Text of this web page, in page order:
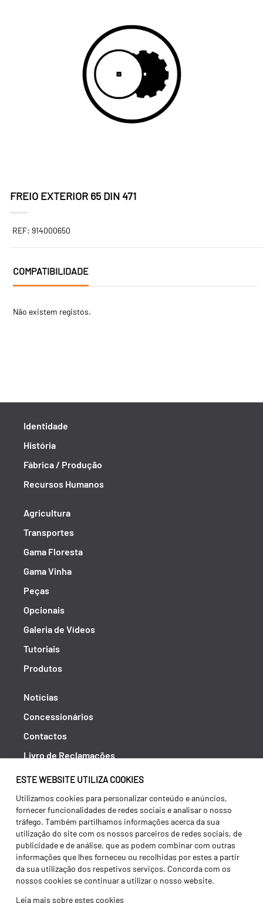
ESTE WEBSITE UTILIZA COOKIES
Utilizamos cookies para personalizar conteúdo e anúncios,
fornecer funcionalidades de redes sociais e analisar o nosso
tráfego. Também partilhamos informações acerca da sua
utilização do site com os nossos parceiros de redes sociais, de
publicidade e de análise, que as podem combinar com outras
informações que lhes forneceu ou recolhidas por estes a partir
da sua utilização dos respetivos serviços. Concorda com os
nossos cookies se continuar a utilizar o nosso website.
Leia mais sobre estes cookies
FREIO EXTERIOR 65 DIN 471
REF: 914000650
COMPATIBILIDADE
Não existem registos.
Identidade
História
Fábrica / Produção
Recursos Humanos
Agricultura
Transportes
Gama Floresta
Gama Vinha
Peças
Opcionais
Galeria de Vídeos
Tutoriais
Produtos
Notícias
Concessionários
Contactos
Livro de Reclamações
Política de Privacidade
Canal de Denúncias (RGPC)
Termos e condições